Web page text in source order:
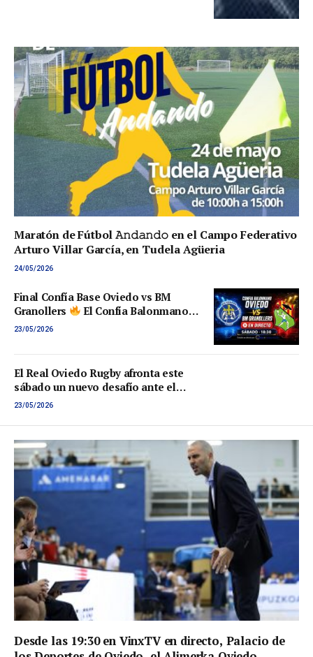
Maratón de Fútbol 𝙰𝚗𝚍𝚊𝚗𝚍𝚘 en el Campo Federativo
Arturo Villar García, en Tudela Agüeria
24/05/2026
Final Confía Base Oviedo vs BM
Granollers
El Confía Balonmano
Base Oviedo en directo en Vinxtv
23/05/2026
El Real Oviedo Rugby afronta este
sábado un nuevo desafío ante el
Gaztedi Rugby Taldea en un
23/05/2026
Desde las 19:30 en VinxTV en directo, Palacio de